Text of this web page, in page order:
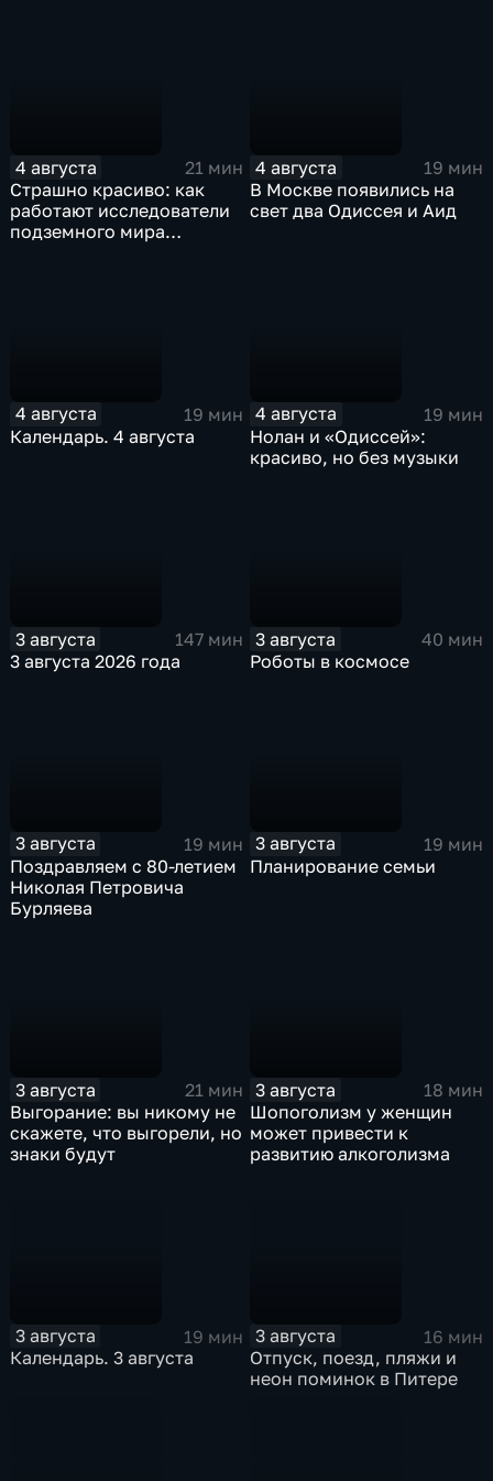
4 августа
21 мин
Страшно красиво: как
работают исследователи
подземного мира
4 августа
19 мин
В Москве появились на
свет два Одиссея и Аид
4 августа
19 мин
Календарь. 4 августа
4 августа
19 мин
Нолан и «Одиссей»:
красиво, но без музыки
3 августа
147 мин
3 августа 2026 года
3 августа
40 мин
Роботы в космосе
3 августа
19 мин
Поздравляем с 80-летием
Николая Петровича
Бурляева
3 августа
19 мин
Планирование семьи
3 августа
21 мин
Выгорание: вы никому не
скажете, что выгорели, но
знаки будут
3 августа
18 мин
Шопоголизм у женщин
может привести к
развитию алкоголизма
3 августа
19 мин
Календарь. 3 августа
3 августа
16 мин
Отпуск, поезд, пляжи и
неон поминок в Питере